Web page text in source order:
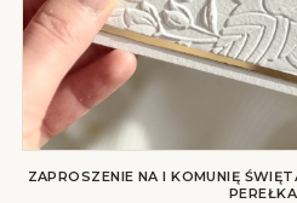
ZAPROSZENIE NA I KOMUNIĘ